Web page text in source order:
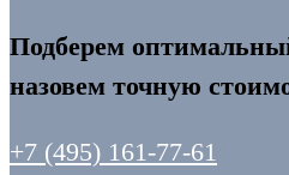
Подберем
назовем точную
+7 (495) 161-77-61